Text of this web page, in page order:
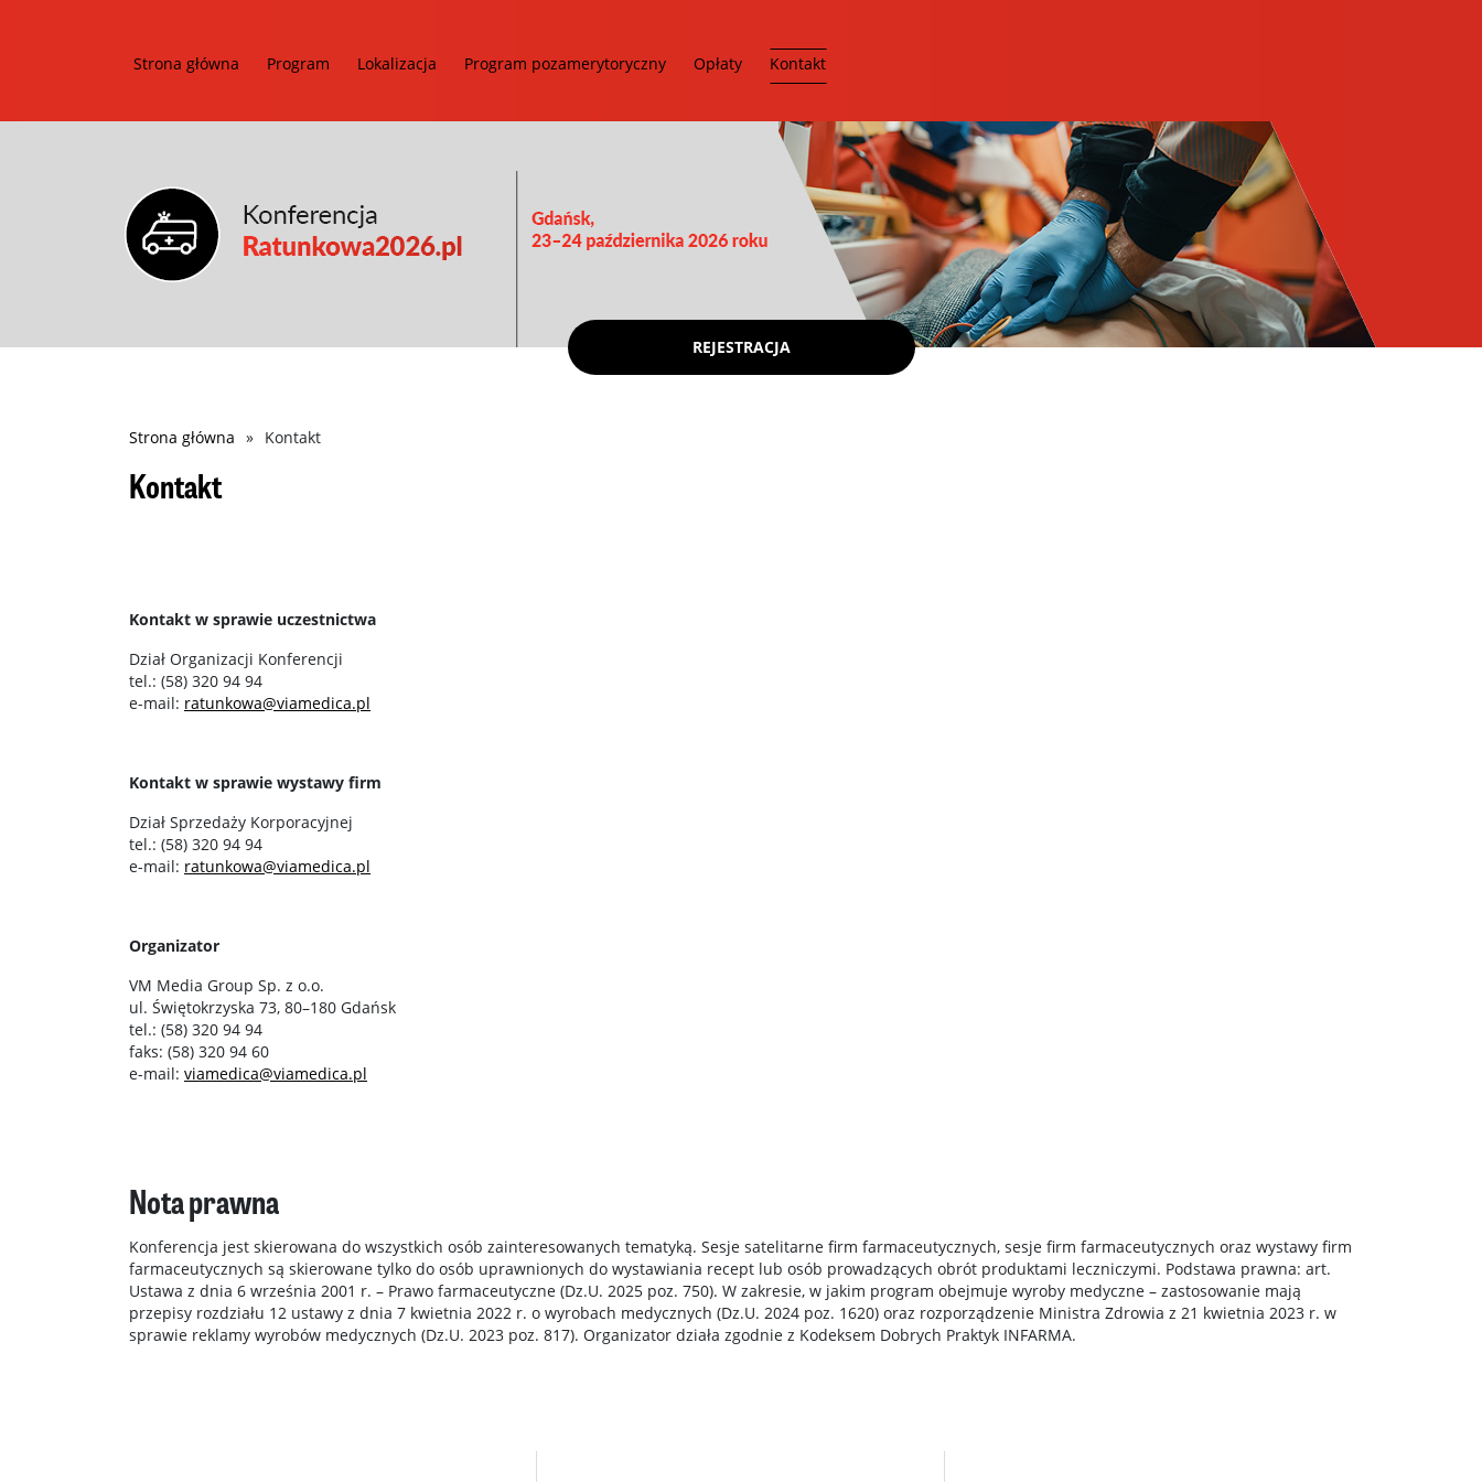
Strona główna Program Lokalizacja Program pozamerytoryczny Opłaty Kontakt
REJESTRACJA
Ścieżka
nawigacyjna
Strona główna Kontakt
Kontakt
Kontakt w sprawie uczestnictwa
Dział Organizacji Konferencji
tel.: (58) 320 94 94
e-mail: ratunkowa@viamedica.pl
Kontakt w sprawie wystawy firm
Dział Sprzedaży Korporacyjnej
tel.: (58) 320 94 94
e-mail: ratunkowa@viamedica.pl
Organizator
VM Media Group Sp. z o.o.
ul. Świętokrzyska 73, 80–180 Gdańsk
tel.: (58) 320 94 94
faks: (58) 320 94 60
e-mail: viamedica@viamedica.pl
Nota prawna
Konferencja jest skierowana do wszystkich osób zainteresowanych tematyką. Sesje satelitarne firm farmaceutycznych, sesje firm farmaceutycznych oraz wystawy firm
farmaceutycznych są skierowane tylko do osób uprawnionych do wystawiania recept lub osób prowadzących obrót produktami leczniczymi. Podstawa prawna: art.
Ustawa z dnia 6 września 2001 r. – Prawo farmaceutyczne (Dz.U. 2025 poz. 750). W zakresie, w jakim program obejmuje wyroby medyczne – zastosowanie mają
przepisy rozdziału 12 ustawy z dnia 7 kwietnia 2022 r. o wyrobach medycznych (Dz.U. 2024 poz. 1620) oraz rozporządzenie Ministra Zdrowia z 21 kwietnia 2023 r. w
sprawie reklamy wyrobów medycznych (Dz.U. 2023 poz. 817). Organizator działa zgodnie z Kodeksem Dobrych Praktyk INFARMA.